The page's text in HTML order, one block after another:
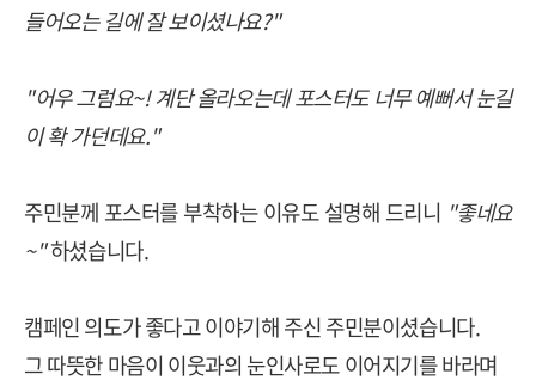
들어오는 길에 잘 보이셨나요?"
"어우 그럼요~! 계단 올라오는데 포스터도 너무 예뻐서 눈길
이 확 가던데요."
주민분께 포스터를 부착하는 이유도 설명해 드리니 "좋네요
~"하셨습니다.
캠페인 의도가 좋다고 이야기해 주신 주민분이셨습니다.
그 따뜻한 마음이 이웃과의 눈인사로도 이어지기를 바라며